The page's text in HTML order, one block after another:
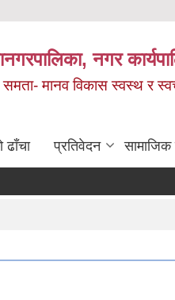
नगर
समता- मानव विकास स्वस्थ र
ढाँचा प्रतिवेदन सामाजिक